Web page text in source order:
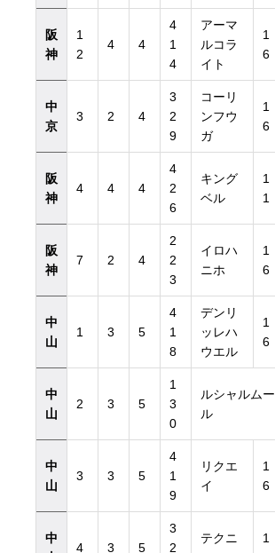
阪
神
1
2
4 4
4
1
4
アーマ
ルコラ
イト
1
6
中
京
3 2 4
3
2
9
コーリ
ンフウ
ガ
1
6
阪
神
4 4 4
4
2
6
キング
ベル
1
1
阪
神
7 2 4
2
2
3
イロハ
ニホ
1
6
中
山
1 3 5
4
1
8
デンリ
ッレハ
ウエル
1
6
中
山
2 3 5
1
3
0
ルシャルムー
ル
中
山
3 3 5
4
1
9
リクエ
イ
1
6
中
4 3 5
3
2
テクニ
1